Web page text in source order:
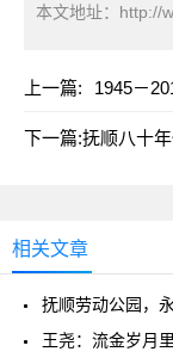
本文地址： http://
上一篇: 1945－
下一篇:抚顺八十
相关文章
抚顺劳动公园，
王尧：流金岁月